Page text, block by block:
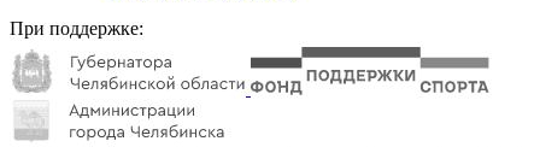
При поддержке: